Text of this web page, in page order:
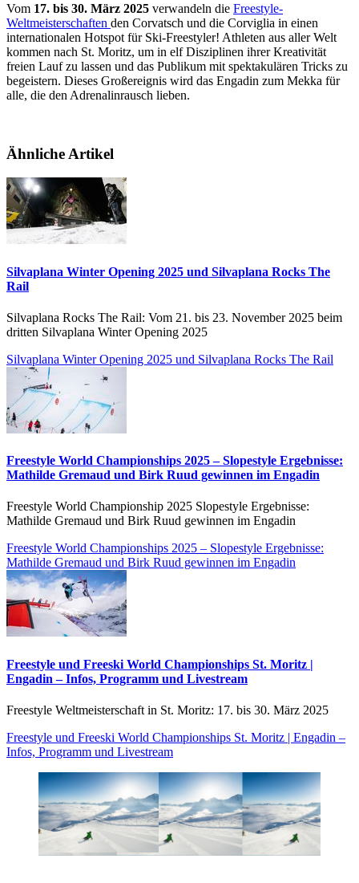
Vom 17. bis 30. März 2025 verwandeln die Freestyle-
Weltmeisterschaften den Corvatsch und die Corviglia in einen
internationalen Hotspot für Ski-Freestyler! Athleten aus aller Welt
kommen nach St. Moritz, um in elf Disziplinen ihrer Kreativität
freien Lauf zu lassen und das Publikum mit spektakulären Tricks zu
begeistern. Dieses Großereignis wird das Engadin zum Mekka für
alle, die den Adrenalinrausch lieben.
Ähnliche Artikel
Silvaplana Winter Opening 2025 und Silvaplana Rocks The
Rail
Silvaplana Rocks The Rail: Vom 21. bis 23. November 2025 beim
dritten Silvaplana Winter Opening 2025
Silvaplana Winter Opening 2025 und Silvaplana Rocks The Rail
Freestyle World Championships 2025 – Slopestyle Ergebnisse:
Mathilde Gremaud und Birk Ruud gewinnen im Engadin
Freestyle World Championship 2025 Slopestyle Ergebnisse:
Mathilde Gremaud und Birk Ruud gewinnen im Engadin
Freestyle World Championships 2025 – Slopestyle Ergebnisse:
Mathilde Gremaud und Birk Ruud gewinnen im Engadin
Freestyle und Freeski World Championships St. Moritz |
Engadin – Infos, Programm und Livestream
Freestyle Weltmeisterschaft in St. Moritz: 17. bis 30. März 2025
Freestyle und Freeski World Championships St. Moritz | Engadin –
Infos, Programm und Livestream